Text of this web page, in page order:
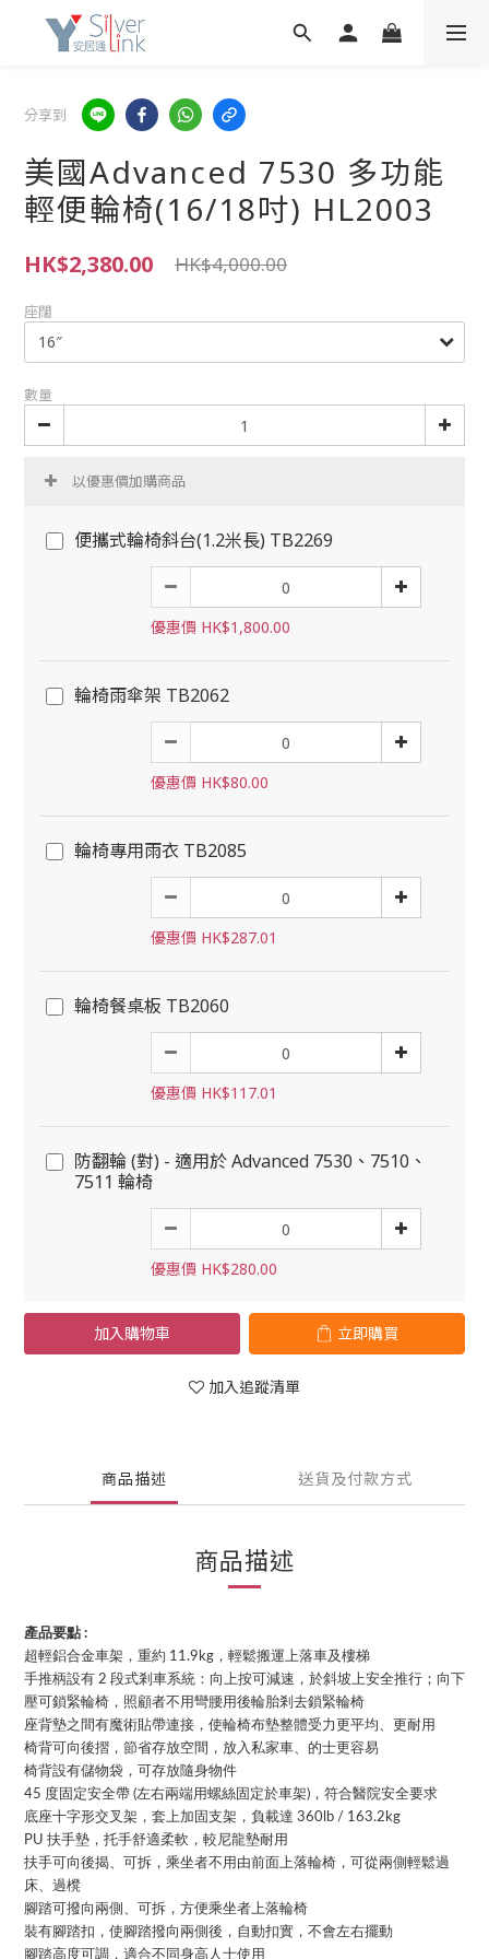
分享到
美國Advanced 7530 多功能
輕便輪椅(16/18吋) HL2003
HK$2,380.00 HK$4,000.00
座闊
數量
以優惠價加購商品
便攜式輪椅斜台(1.2米長) TB2269
優惠價 HK$1,800.00
輪椅雨傘架 TB2062
優惠價 HK$80.00
輪椅專用雨衣 TB2085
優惠價 HK$287.01
輪椅餐桌板 TB2060
優惠價 HK$117.01
防翻輪 (對) - 適用於 Advanced 7530、7510、
7511 輪椅
優惠價 HK$280.00
加入購物車 立即購買
加入追蹤清單
商品描述 送貨及付款方式
商品描述
產品要點 :
超輕鋁合金車架，重約 11.9kg，輕鬆搬運上落車及樓梯
手推柄設有 2 段式剎車系統：向上按可減速，於斜坡上安全推行；向下
壓可鎖緊輪椅，照顧者不用彎腰用後輪胎剎去鎖緊輪椅
座背墊之間有魔術貼帶連接，使輪椅布墊整體受力更平均、更耐用
椅背可向後摺，節省存放空間，放入私家車、的士更容易
椅背設有儲物袋，可存放隨身物件
45 度固定安全帶 (左右兩端用螺絲固定於車架)，符合醫院安全要求
底座十字形交叉架，套上加固支架，負載達 360lb / 163.2kg
PU 扶手墊，托手舒適柔軟，較尼龍墊耐用
扶手可向後揭、可拆，乘坐者不用由前面上落輪椅，可從兩側輕鬆過
床、過櫈
腳踏可撥向兩側、可拆，方便乘坐者上落輪椅
裝有腳踏扣，使腳踏撥向兩側後，自動扣實，不會左右擺動
腳踏高度可調，適合不同身高人士使用